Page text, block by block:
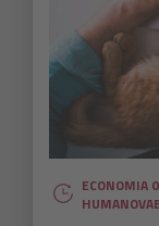
ECONOMIA